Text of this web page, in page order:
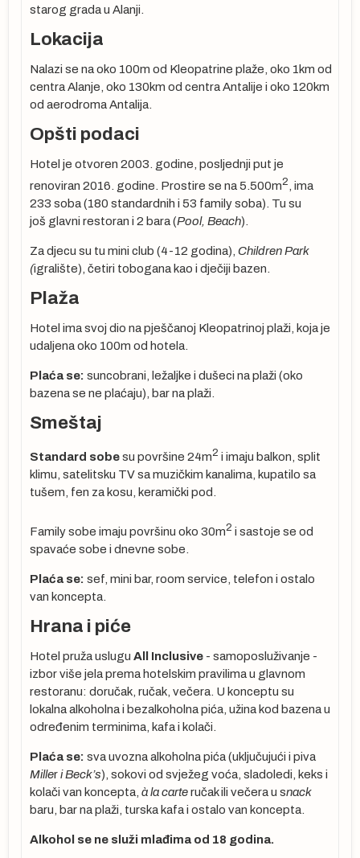
starog grada u Alanji.
Lokacija
Nalazi se na oko 100m od Kleopatrine plaže, oko 1km od
centra Alanje, oko 130km od centra Antalije i oko 120km
od aerodroma Antalija.
Opšti podaci
Hotel je otvoren 2003. godine, posljednji put je
renoviran 2016. godine. Prostire se na 5.500m2 , ima
233 soba (180 standardnih i 53 family soba). Tu su
još glavni restoran i 2 bara (Pool, Beach).
Za djecu su tu mini club (4-12 godina), Children Park
(igralište), četiri tobogana kao i dječiji bazen.
Plaža
Hotel ima svoj dio na pješčanoj Kleopatrinoj plaži, koja je
udaljena oko 100m od hotela.
Plaća se: suncobrani, ležaljke i dušeci na plaži (oko
bazena se ne plaćaju), bar na plaži.
Smeštaj
Standard sobesu površine 24m2 i imaju balkon, split
klimu, satelitsku TV sa muzičkim kanalima, kupatilo sa
tušem, fen za kosu, keramički pod.
Family sobe imaju površinu oko 30m2 i sastoje se od
spavaće sobe i dnevne sobe.
Plaća se: sef, mini bar, room service, telefon i ostalo
van koncepta.
Hrana i piće
Hotel pruža uslugu All Inclusive - samoposluživanje -
izbor više jela prema hotelskim pravilima u glavnom
restoranu: doručak, ručak, večera. U konceptu su
lokalna alkoholna i bezalkoholna pića, užina kod bazena u
određenim terminima, kafa i kolači.
Plaća se: sva uvozna alkoholna pića (uključujući i piva
Milleri Beck’s), sokovi od svježeg voća, sladoledi, keks i
kolači van koncepta, à la carteručak ili večera u snack
baru, bar na plaži, turska kafa i ostalo van koncepta.
Alkohol se ne služi mlađima od 18 godina.